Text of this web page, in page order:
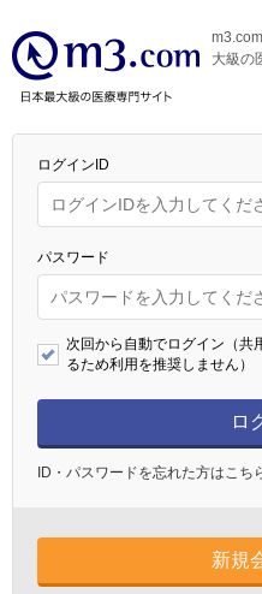
大級の
ログインID
パスワード
次回から自動でログイン（共
るため利用を推奨しません）
ロ
ID・パスワードを忘れた方はこち
新規